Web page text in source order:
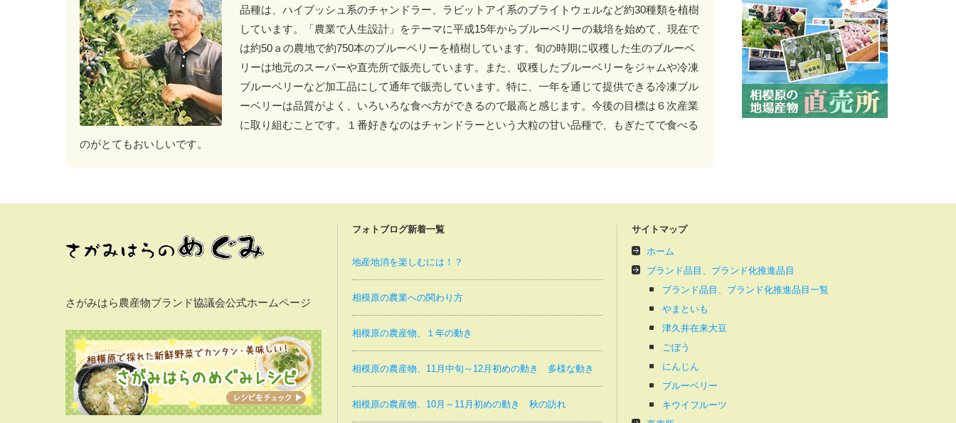
品種は、ハイブッシュ系のチャンドラー、ラビットアイ系のブライトウェルなど約30種類を植樹
しています。「農業で人生設計」をテーマに平成15年からブルーベリーの栽培を始めて、現在で
は約50ａの農地で約750本のブルーベリーを植樹しています。旬の時期に収穫した生のブルーベ
リーは地元のスーパーや直売所で販売しています。また、収穫したブルーベリーをジャムや冷凍
ブルーベリーなど加工品にして通年で販売しています。特に、一年を通じて提供できる冷凍ブル
ーベリーは品質がよく、いろいろな食べ方ができるので最高と感じます。今後の目標は６次産業
に取り組むことです。１番好きなのはチャンドラーという大粒の甘い品種で、もぎたてで食べる
のがとてもおいしいです。
さがみはら農産物ブランド協議会公式ホームページ
フォトブログ新着一覧
地産地消を楽しむには！？
相模原の農業への関わり方
相模原の農産物、１年の動き
相模原の農産物、11月中旬～12月初めの動き 多様な動き
相模原の農産物、10月～11月初めの動き 秋の訪れ
サイトマップ
ホーム
ブランド品目、ブランド化推進品目
ブランド品目、ブランド化推進品目一覧
やまといも
津久井在来大豆
ごぼう
にんじん
ブルーベリー
キウイフルーツ